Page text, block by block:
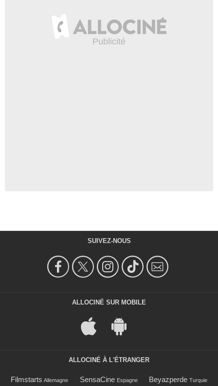
SUIVEZ-NOUS
ALLOCINÉ SUR MOBILE
ALLOCINÉ À L'ÉTRANGER
Filmstarts Allemagne SensaCine Espagne Beyazperde Turquie